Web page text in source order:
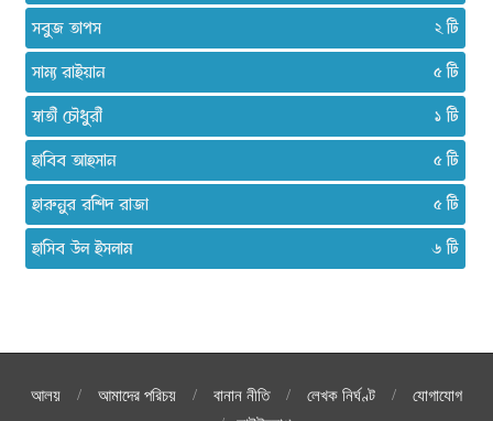
সবুজ তাপস
২
সাম্য রাইয়ান
৫
স্বাতী চৌধুরী
১
হাবিব আহসান
৫
হারুনুর রশিদ রাজা
৫
হাসিব উল ইসলাম
৬
আলয় আমাদের পরিচয় বানান নীতি লেখক নির্ঘণ্ট
যোগাযোগ